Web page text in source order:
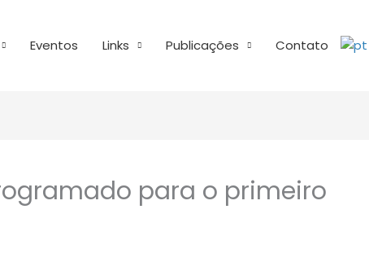
Eventos Links Publicações Contato
para o primeiro